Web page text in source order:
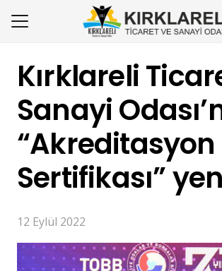
Kırklareli
Sanayi
“Akreditasyon
Sertifikası”
12 Eylül 2022